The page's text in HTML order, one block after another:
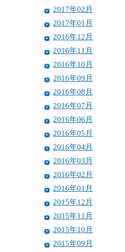
2017年02月
2017年01月
2016年12月
2016年11月
2016年10月
2016年09月
2016年08月
2016年07月
2016年06月
2016年05月
2016年04月
2016年03月
2016年02月
2016年01月
2015年12月
2015年11月
2015年10月
2015年09月